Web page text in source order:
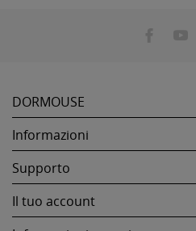
DORMOUSE
Informazioni
Supporto
Il tuo account